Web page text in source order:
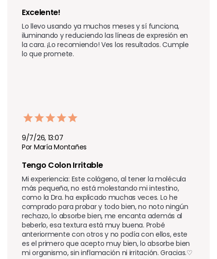
Excelente!
Lo llevo usando ya muchos meses y sí funciona,
iluminando y reduciendo las líneas de expresión en
la cara. ¡Lo recomiendo! Ves los resultados. Cumple
lo que promete.
9/7/26, 13:07
Por María Montañes
Tengo Colon Irritable
Mi experiencia: Este colágeno, al tener la molécula
más pequeña, no está molestando mi intestino,
como la Dra. ha explicado muchas veces. Lo he
comprado para probar y todo bien, no noto ningún
rechazo, lo absorbe bien, me encanta además al
beberlo, esa textura está muy buena. Probé
anteriormente con otros y no podía con ellos, este
es el primero que acepto muy bien, lo absorbe bien
mi organismo, sin inflamación ni irritación. Gracias.♡